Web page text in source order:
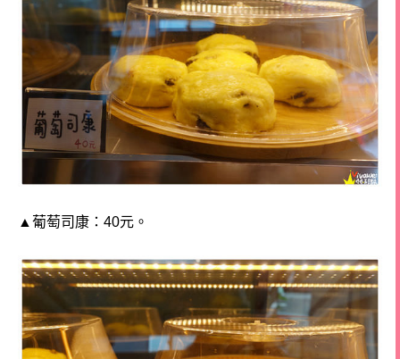
▲葡萄司康：40元。